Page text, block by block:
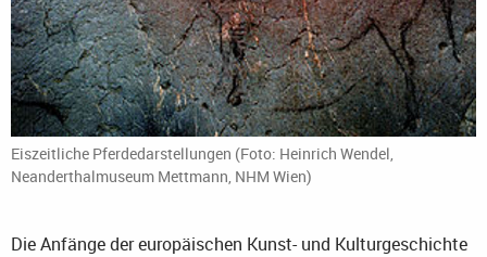
Eiszeitliche Pferdedarstellungen (Foto: Heinrich Wendel,
Neanderthalmuseum Mettmann, NHM Wien)
Die Anfänge der europäischen Kunst- und Kulturgeschichte